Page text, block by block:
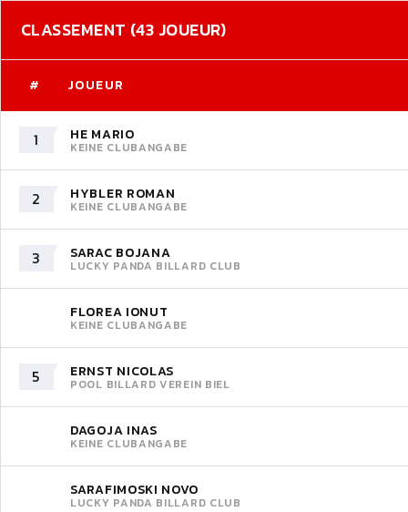
CLASSEMENT (43 JOUEUR)
# JOUEUR
1 HE MARIO
KEINE CLUBANGABE
2 HYBLER ROMAN
KEINE CLUBANGABE
3 SARAC BOJANA
LUCKY PANDA BILLARD CLUB
FLOREA IONUT
KEINE CLUBANGABE
5 ERNST NICOLAS
POOL BILLARD VEREIN BIEL
DAGOJA INAS
KEINE CLUBANGABE
SARAFIMOSKI NOVO
LUCKY PANDA BILLARD CLUB